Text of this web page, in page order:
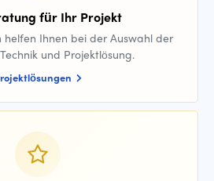
für Ihr Projekt
helfen Ihnen bei der Auswahl der
und Projektlösung.